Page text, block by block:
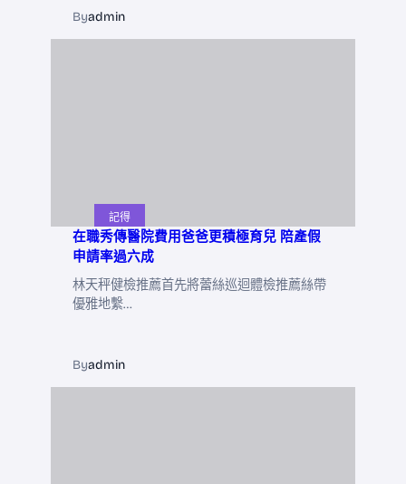
Byadmin
記得
在職秀傳醫院費用爸爸更積極育兒 陪產假
申請率過六成
林天秤健檢推薦首先將蕾絲巡迴體檢推薦絲帶
優雅地繫…
Byadmin